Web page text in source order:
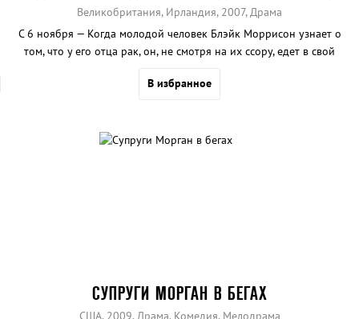
Великобритания, Ирландия, 2007, Драма
С 6 ноября — Когда молодой человек Блэйк Моррисон узнает о
том, что у его отца рак, он, не смотря на их ссору, едет в свой
В избранное
СУПРУГИ МОРГАН В БЕГАХ
США, 2009, Драма, Комедия, Мелодрама